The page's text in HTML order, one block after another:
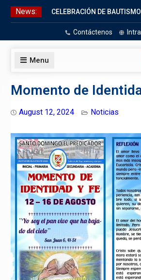
Skip
News:
CELEBRACIÓN DE BAUTISMO
Pizarras Inteligentes
Laboratorios de Cómputo
Contáctenos
Menu
Momento de
August 12, 2024 Noticias